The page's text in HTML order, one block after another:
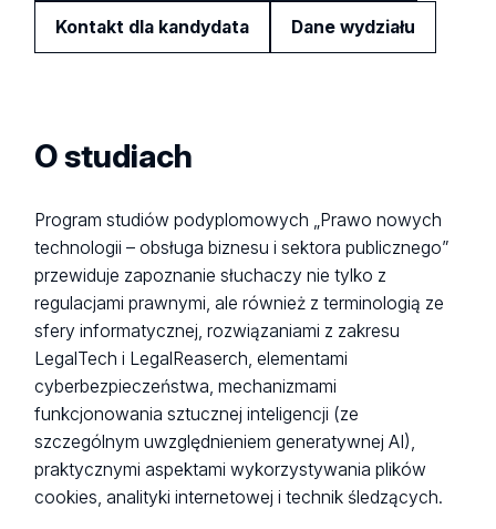
Kontakt dla kandydata Dane wydziału
O studiach
Program studiów podyplomowych „Prawo nowych
technologii – obsługa biznesu i sektora publicznego”
przewiduje zapoznanie słuchaczy nie tylko z
regulacjami prawnymi, ale również z terminologią ze
sfery informatycznej, rozwiązaniami z zakresu
LegalTech i LegalReaserch, elementami
cyberbezpieczeństwa, mechanizmami
funkcjonowania sztucznej inteligencji (ze
szczególnym uwzględnieniem generatywnej AI),
praktycznymi aspektami wykorzystywania plików
cookies, analityki internetowej i technik śledzących.